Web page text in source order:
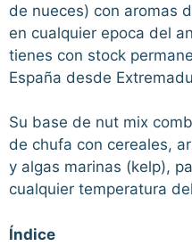
de nueces) con aromas
en cualquier epoca del
tienes con stock
España desde
Su base de nut mix
de chufa con cereales,
y algas marinas (kelp),
cualquier temperatura
Índice